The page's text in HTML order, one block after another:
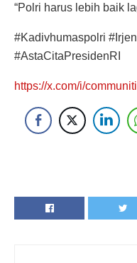
“Polri harus lebih baik
#Kadivhumaspolri
#AstaCitaPresidenRI
https://x.com/i/